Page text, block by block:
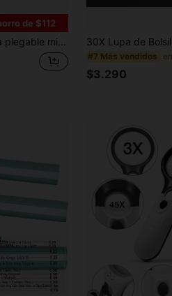
de $112
mano, lupa portátil - Empaque en caja de regalo 30 X 21 Mm
#7 Más vendidos
$3.290